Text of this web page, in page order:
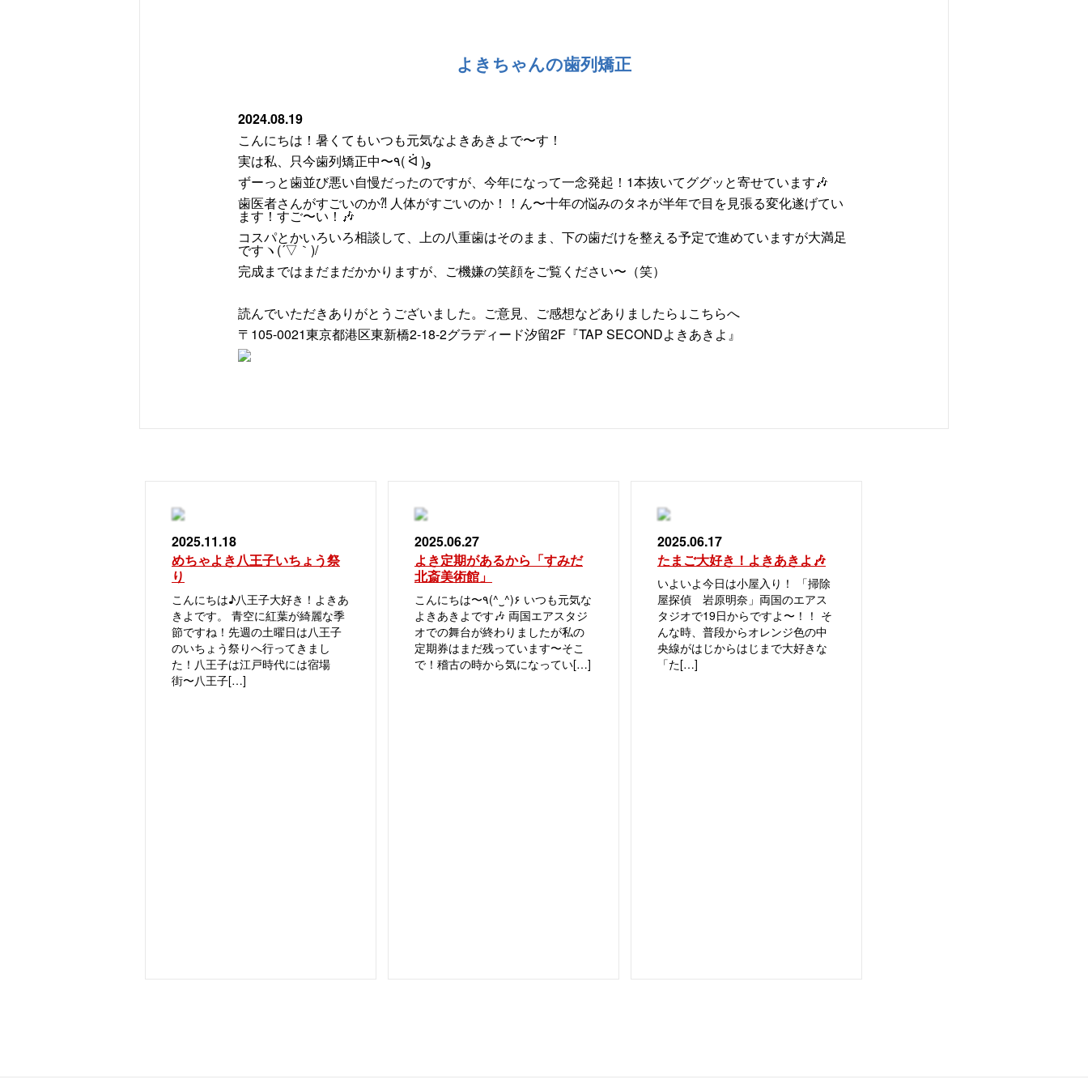
よきちゃんの歯列矯正
2024.08.19
こんにちは！暑くてもいつも元気なよきあきよで〜す！
実は私、只今歯列矯正中〜٩( ᐛ )و
ずーっと歯並び悪い自慢だったのですが、今年になって一念発起！1本抜いてググッと寄せています🎶
歯医者さんがすごいのか⁈ 人体がすごいのか！！ん〜十年の悩みのタネが半年で目を見張る変化遂げてい
ます！すご〜い！🎶
コスパとかいろいろ相談して、上の八重歯はそのまま、下の歯だけを整える予定で進めていますが大満足
ですヽ(´▽｀)/
完成まではまだまだかかりますが、ご機嫌の笑顔をご覧ください〜（笑）
読んでいただきありがとうございました。ご意見、ご感想などありましたら↓こちらへ
〒105-0021東京都港区東新橋2-18-2グラディード汐留2F『TAP SECONDよきあきよ』
2025.11.18
めちゃよき八王子いちょう祭
り
こんにちは♪八王子大好き！よきあ
きよです。 青空に紅葉が綺麗な季
節ですね！先週の土曜日は八王子
のいちょう祭りへ行ってきまし
た！八王子は江戸時代には宿場
街〜八王子[…]
2025.06.27
よき定期があるから「すみだ
北斎美術館」
こんにちは〜٩(^‿^)۶ いつも元気な
よきあきよです🎶 両国エアスタジ
オでの舞台が終わりましたが私の
定期券はまだ残っています〜そこ
で！稽古の時から気になってい[…]
2025.06.17
たまご大好き！よきあきよ🎶
いよいよ今日は小屋入り！ 「掃除
屋探偵 岩原明奈」両国のエアス
タジオで19日からですよ〜！！ そ
んな時、普段からオレンジ色の中
央線がはじからはじまで大好きな
「た[…]